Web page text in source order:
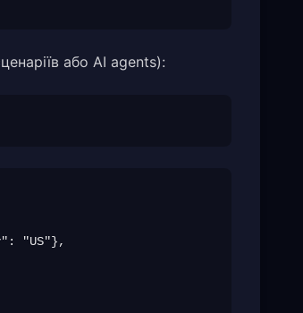
або AI agents):
"US"},